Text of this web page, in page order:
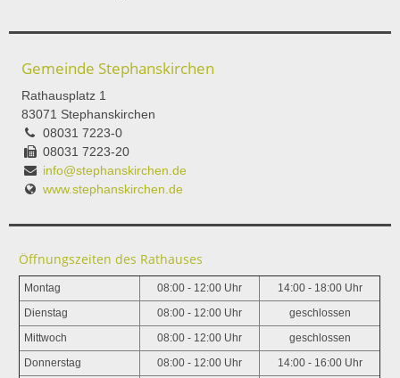
Gemeinde Stephanskirchen
Rathausplatz 1
83071 Stephanskirchen
08031 7223-0
08031 7223-20
info@stephanskirchen.de
www.stephanskirchen.de
Öffnungszeiten des Rathauses
Montag 08:00 - 12:00 Uhr 14:00 - 18:00 Uhr
Dienstag 08:00 - 12:00 Uhr geschlossen
Mittwoch 08:00 - 12:00 Uhr geschlossen
Donnerstag 08:00 - 12:00 Uhr 14:00 - 16:00 Uhr